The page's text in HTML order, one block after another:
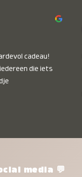
cadeau!
die iets
media 💬